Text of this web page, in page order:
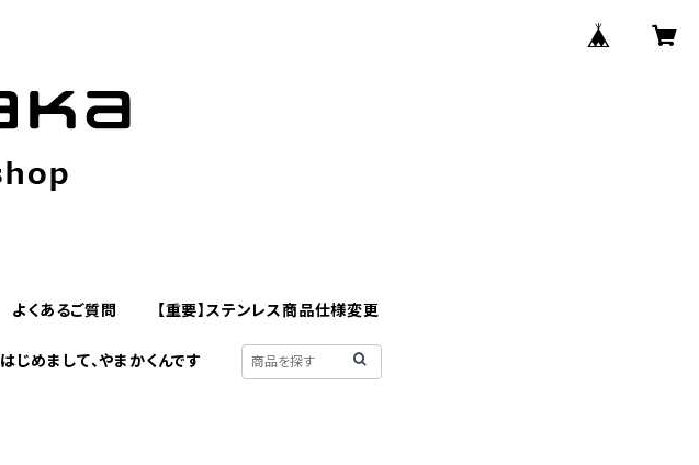
よくあるご質問 【重要】ステンレス商品仕様変更
はじめまして、やまかくんです